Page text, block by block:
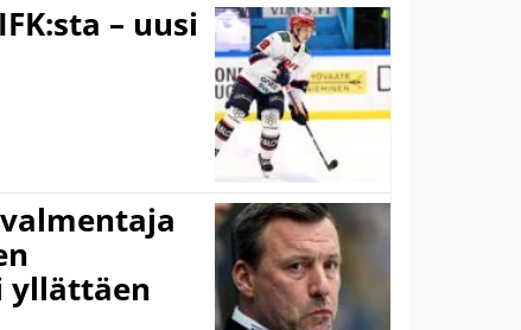
– uusi
yllättäen